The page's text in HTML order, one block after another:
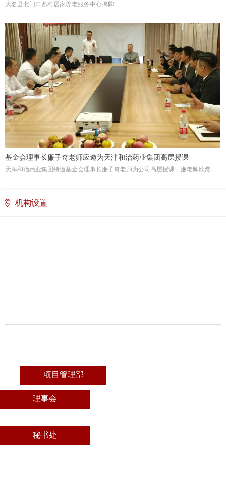
大名县北门口西村居家养老服务中心揭牌
基金会理事长廉子奇老师应邀为天津和治药业集团高层授课
天津和治药业集团特邀基金会理事长廉子奇老师为公司高层授课，廉老师欣然应
ꄹ 机构设置
理事会
秘书处
项目管理部